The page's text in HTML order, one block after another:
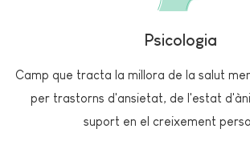
Psicologia
Camp que tracta la millora de la salut
per trastorns d'ansietat, de l'estat
suport en el creixement